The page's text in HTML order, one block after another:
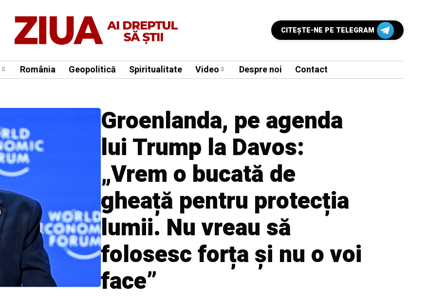
CITEŞTE-NE PE TELEGRAM
România Geopolitică Spiritualitate Video Despre noi Contact
Groenlanda, pe agenda
lui Trump la Davos:
„Vrem o bucată de
gheață pentru protecția
lumii. Nu vreau să
folosesc forța și nu o voi
face”